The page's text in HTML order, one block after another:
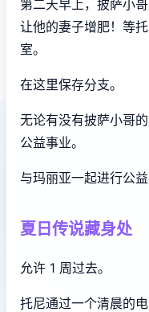
第二天早上，披萨小
让他的妻子增肥！等
室。
在这里保存分支。
无论有没有披萨小哥
公益事业。
与玛丽亚一起进行公益
夏日传说藏身处
允许 1 周过去。
托尼通过一个清晨的